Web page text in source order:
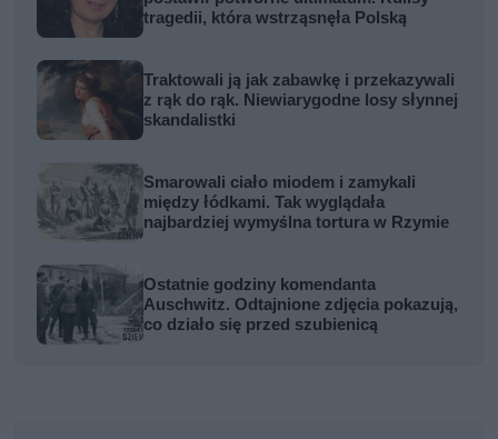
tragedii, która wstrząsnęła Polską
Traktowali ją jak zabawkę i przekazywali
z rąk do rąk. Niewiarygodne losy słynnej
skandalistki
Smarowali ciało miodem i zamykali
między łódkami. Tak wyglądała
najbardziej wymyślna tortura w Rzymie
Ostatnie godziny komendanta
Auschwitz. Odtajnione zdjęcia pokazują,
co działo się przed szubienicą